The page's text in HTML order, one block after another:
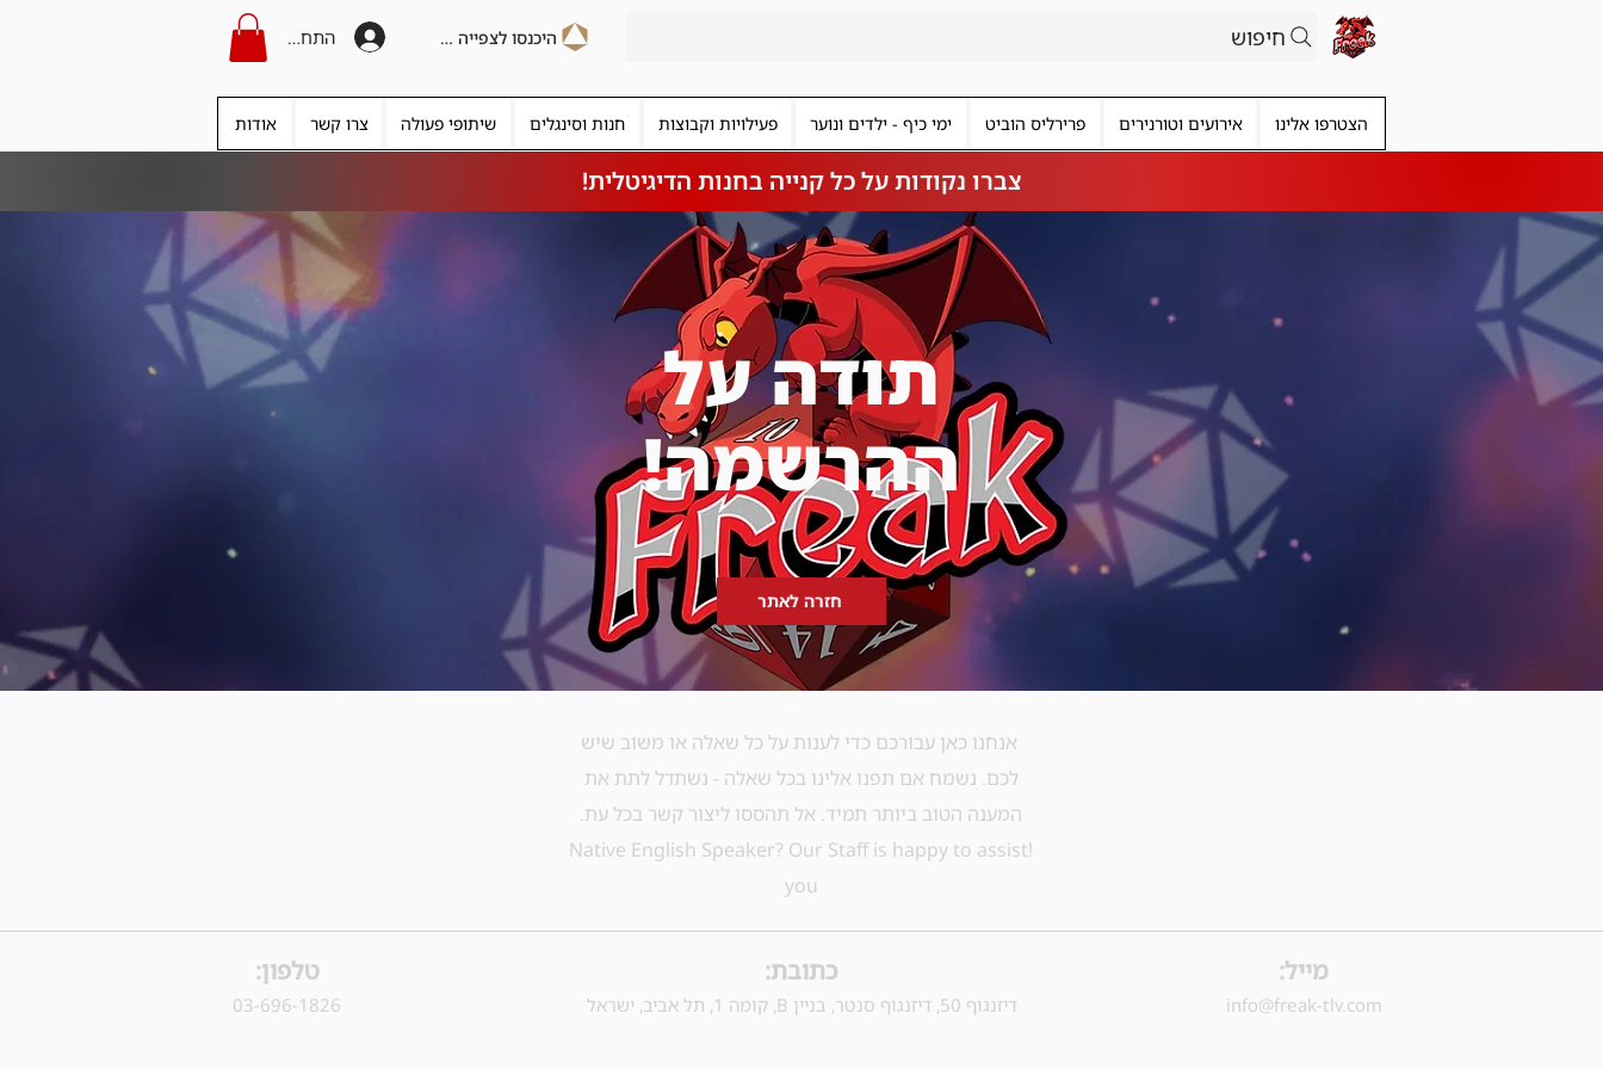
התחברות היכנסו לצפייה בקרדיט חיפוש
הצטרפו אלינו אירועים וטורנירים פרירליס הוביט ימי כיף - ילדים ונוער פעילויות וקבוצות חנות וסינגלים שיתופי פעולה צרו קשר אודות
צברו נקודות על כל קנייה בחנות הדיגיטלית!
תודה על
ההרשמה!
חזרה לאתר
אנחנו כאן עבורכם כדי לענות על כל שאלה או משוב שיש
לכם. נשמח אם תפנו אלינו בכל שאלה - נשתדל לתת את
המענה הטוב ביותר תמיד. אל תהססו ליצור קשר בכל עת.
!​Native English Speaker? Our Staff is happy to assist
you
טלפון:
03-696-1826
כתובת:
דיזנגוף 50, דיזנגוף סנטר, בניין B, קומה 1, תל אביב, ישראל
מייל:
info@freak-tlv.com